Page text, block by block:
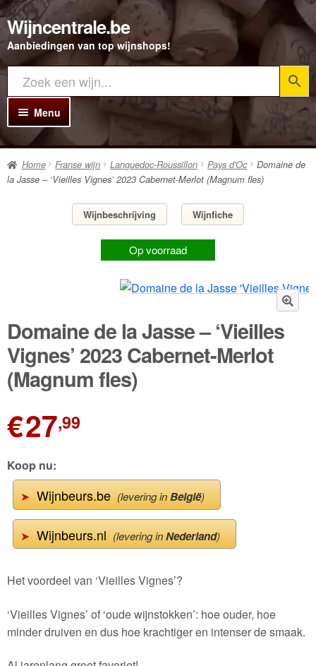
Ga
door
naar
navigatie
Ga
direct
naar
inhoud
Wijncentrale.be
Aanbiedingen van top wijnshops!
Menu
Home
Alle Wijnen
Rode wijn
Witte wijn
Rosé wijn
Bubbels
Wijnpakketten
Kleine flesjes
Home Franse wijn Languedoc-Roussillon Pays d'Oc
Domaine de
la Jasse – ‘Vieilles Vignes’ 2023 Cabernet-Merlot (Magnum fles)
Wijnbeschrijving Wijnfiche
Op voorraad
Domaine de la Jasse – ‘Vieilles
Vignes’ 2023 Cabernet-Merlot
(Magnum fles)
€27,99
Koop nu:
➤Wijnbeurs.be(levering inBelgië)
➤Wijnbeurs.nl(levering inNederland)
Het voordeel van ‘Vieilles Vignes’?
‘Vieilles Vignes’ of ‘oude wijnstokken’: hoe ouder, hoe
minder druiven en dus hoe krachtiger en intenser de smaak.